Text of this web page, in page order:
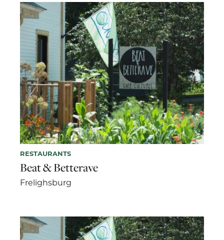
RESTAURANTS
Beat & Betterave
Frelighsburg